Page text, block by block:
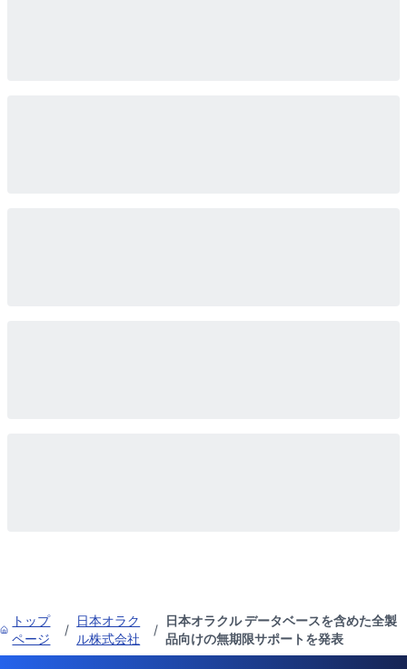
トップ
ページ
/
日本オラク
ル株式会社
/
日本オラクル データベースを含めた全製
品向けの無期限サポートを発表